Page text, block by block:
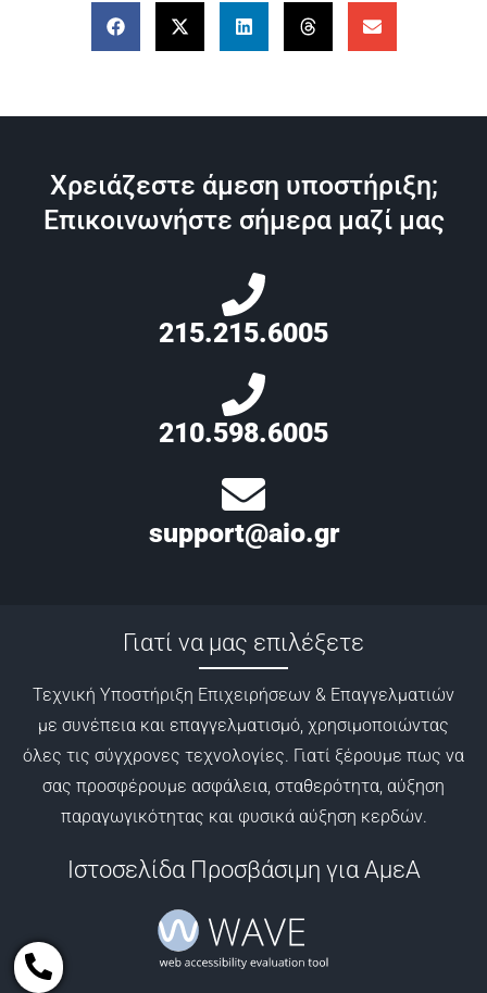
Χρειάζεστε άμεση υποστήριξη;
Επικοινωνήστε σήμερα μαζί μας
215.215.6005
210.598.6005
support@aio.gr
Γιατί να μας επιλέξετε
Τεχνική Υποστήριξη Επιχειρήσεων & Επαγγελματιών
με συνέπεια και επαγγελματισμό, χρησιμοποιώντας
όλες τις σύγχρονες τεχνολογίες. Γιατί ξέρουμε πως να
σας προσφέρουμε ασφάλεια, σταθερότητα, αύξηση
παραγωγικότητας και φυσικά αύξηση κερδών.
Ιστοσελίδα Προσβάσιμη για ΑμεA